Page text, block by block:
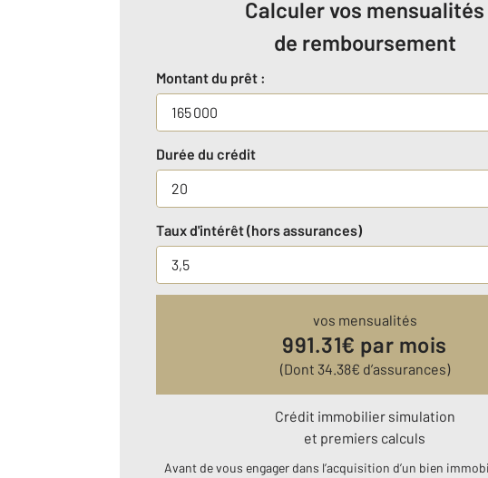
Calculer vos mensualités
de remboursement
Montant du prêt :
Durée du crédit
Taux d'intérêt (hors assurances)
vos mensualités
991.31€ par mois
(Dont 34.38€ d’assurances)
Crédit immobilier simulation
et premiers calculs
Avant de vous engager dans l’acquisition d’un bien